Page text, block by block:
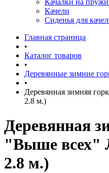
Качалки на
Качели
Сиденья для
Главная страница
•
Каталог товаров
•
Деревянные зимние
•
Деревянная зимняя
2.8 м.)
Деревянная
"Выше всех"
2.8 м.)